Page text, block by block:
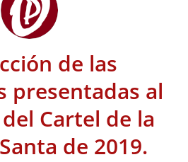
de las
presentadas al
Cartel de la
de 2019.